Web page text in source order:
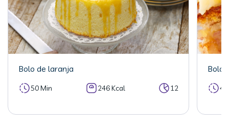
Bolo de laranja
50 Min 246 Kcal 12
Bolo